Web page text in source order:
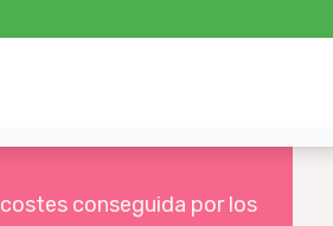
conseguida por los